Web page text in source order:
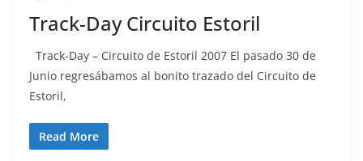
Track-Day Circuito Estoril
Track-Day – Circuito de Estoril 2007 El pasado 30 de
Junio regresábamos al bonito trazado del Circuito de
Estoril,
Read More